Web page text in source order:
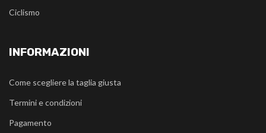
Ciclismo
INFORMAZIONI
Come scegliere la taglia giusta
Termini e condizioni
Pagamento